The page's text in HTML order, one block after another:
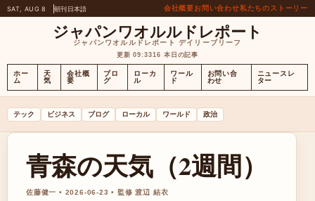
SAT, AUG 8 朝刊日本語 会社概要お問い合わせ私たちのストーリー
ジャパンワオルルドレポート
ジャパンワオルルドレポート デイリーブリーフ
更新 09:3316 本日の記事
ホー
ム
天
気
会社概
要
ブロ
グ
ローカ
ル
ワール
ド
お問い合
わせ
ニュースレ
ター
テック ビジネス ブログ ローカル ワールド 政治
青森の天気（2週間）
佐藤健一 • 2026-06-23 • 監修 渡辺 結衣